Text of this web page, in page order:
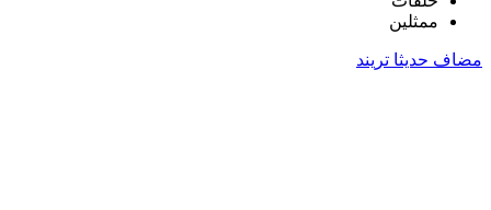
ممثلين
مضاف حديثا تريند